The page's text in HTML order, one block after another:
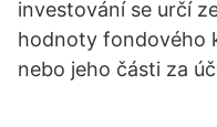
investování se určí
hodnoty fondového
nebo jeho části za